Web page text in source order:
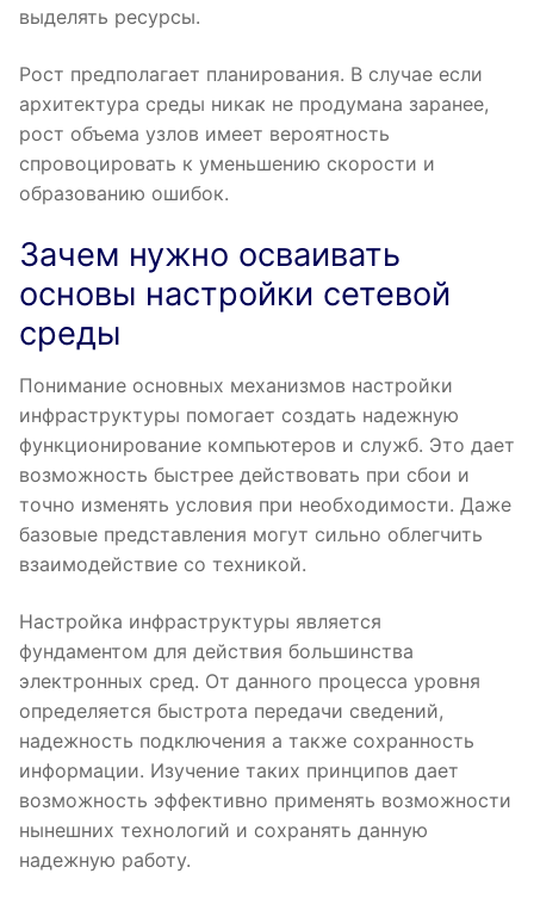
выделять ресурсы.
Рост предполагает планирования. В случае если
архитектура среды никак не продумана заранее,
рост объема узлов имеет вероятность
спровоцировать к уменьшению скорости и
образованию ошибок.
Зачем нужно осваивать
основы настройки сетевой
среды
Понимание основных механизмов настройки
инфраструктуры помогает создать надежную
функционирование компьютеров и служб. Это дает
возможность быстрее действовать при сбои и
точно изменять условия при необходимости. Даже
базовые представления могут сильно облегчить
взаимодействие со техникой.
Настройка инфраструктуры является
фундаментом для действия большинства
электронных сред. От данного процесса уровня
определяется быстрота передачи сведений,
надежность подключения а также сохранность
информации. Изучение таких принципов дает
возможность эффективно применять возможности
нынешних технологий и сохранять данную
надежную работу.